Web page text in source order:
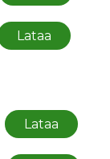
Lataa
Lataa